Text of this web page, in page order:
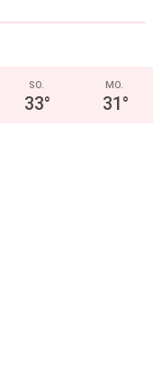
SO.
33°
MO.
31°